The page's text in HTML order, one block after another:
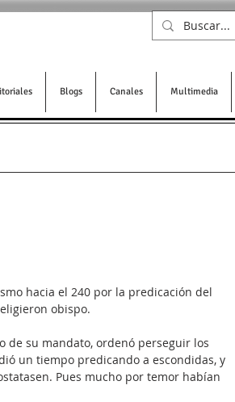
Blogs Canales Multimedia
hacia el 240 por la predicación del
obispo.
de su mandato, ordenó perseguir los
un tiempo predicando a escondidas, y
Pues mucho por temor habían